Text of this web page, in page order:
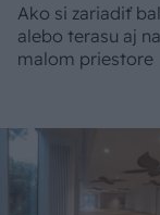
Ako si zariadiť
alebo terasu aj na
malom priestore